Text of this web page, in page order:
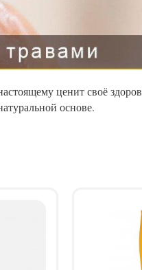
ценит своё
основе.